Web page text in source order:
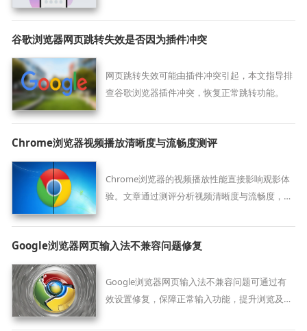
谷歌浏览器网页跳转失效是否因为插件冲突
网页跳转失效可能由插件冲突引起，本文指导排
查谷歌浏览器插件冲突，恢复正常跳转功能。
Chrome浏览器视频播放清晰度与流畅度测评
Chrome浏览器的视频播放性能直接影响观影体
验。文章通过测评分析视频清晰度与流畅度，并
Google浏览器网页输入法不兼容问题修复
Google浏览器网页输入法不兼容问题可通过有
效设置修复，保障正常输入功能，提升浏览及使